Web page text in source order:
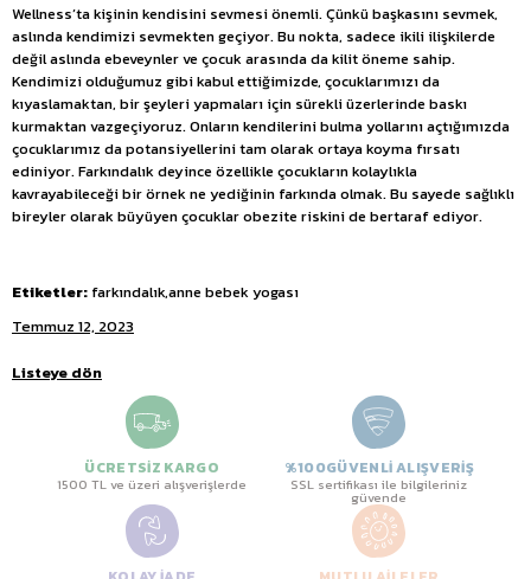
Wellness’ta kişinin kendisini sevmesi önemli. Çünkü başkasını sevmek,
aslında kendimizi sevmekten geçiyor. Bu nokta, sadece ikili ilişkilerde
değil aslında ebeveynler ve çocuk arasında da kilit öneme sahip.
Kendimizi olduğumuz gibi kabul ettiğimizde, çocuklarımızı da
kıyaslamaktan, bir şeyleri yapmaları için sürekli üzerlerinde baskı
kurmaktan vazgeçiyoruz. Onların kendilerini bulma yollarını açtığımızda
çocuklarımız da potansiyellerini tam olarak ortaya koyma fırsatı
ediniyor. Farkındalık deyince özellikle çocukların kolaylıkla
kavrayabileceği bir örnek ne yediğinin farkında olmak. Bu sayede sağlıklı
bireyler olarak büyüyen çocuklar obezite riskini de bertaraf ediyor.
Etiketler: farkındalık,anne bebek yogası
Temmuz 12, 2023
Listeye dön
ÜCRETSİZ KARGO
1500 TL ve üzeri alışverişlerde
%100GÜVENLİ ALIŞVERİŞ
SSL sertifikası ile bilgileriniz
güvende